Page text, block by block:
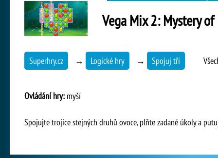
Vega Mix 2: Mystery
Superhry.cz → Logické hry → Spojuj tři
Ovládání hry: myší
Spojujte trojice stejných druhů ovoce, plňte zadané úkoly a